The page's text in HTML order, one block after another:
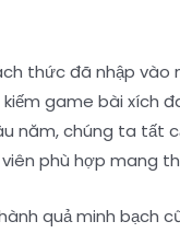
thức đã nhập vào
game bài xích
năm, chúng ta tất
phù hợp mang
quả minh bạch